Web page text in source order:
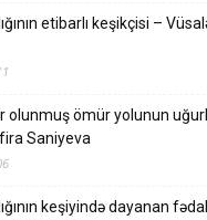
etibarlı keşikçisi –
olunmuş ömür yolunun
Saniyeva
keşiyində dayanan